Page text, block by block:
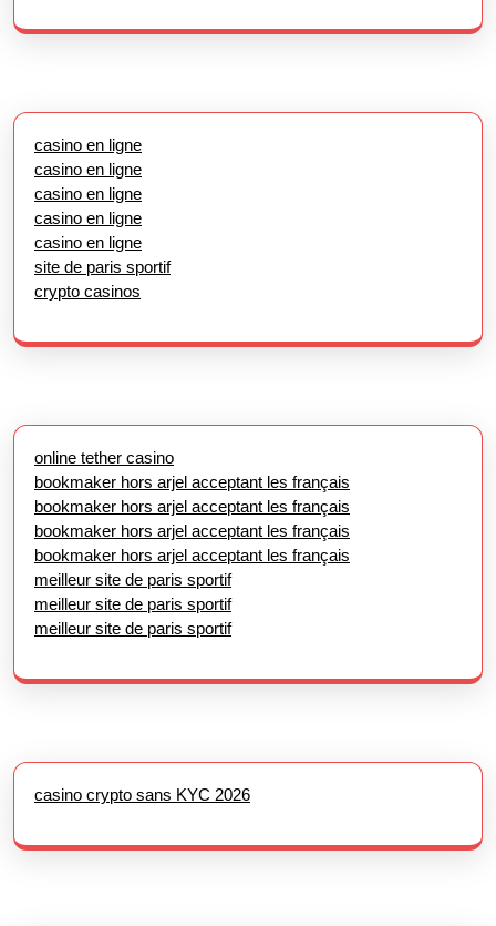
casino en ligne
casino en ligne
casino en ligne
casino en ligne
casino en ligne
site de paris sportif
crypto casinos
online tether casino
bookmaker hors arjel acceptant les français
bookmaker hors arjel acceptant les français
bookmaker hors arjel acceptant les français
bookmaker hors arjel acceptant les français
meilleur site de paris sportif
meilleur site de paris sportif
meilleur site de paris sportif
casino crypto sans KYC 2026